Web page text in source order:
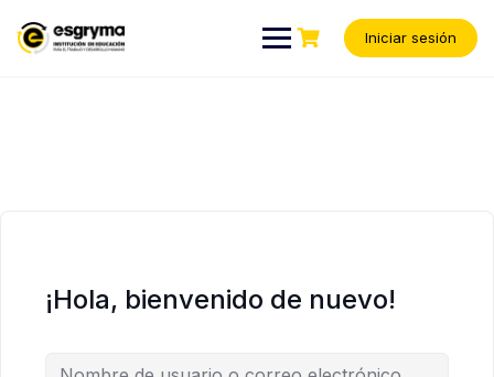
Iniciar sesión
¡Hola, bienvenido de nuevo!